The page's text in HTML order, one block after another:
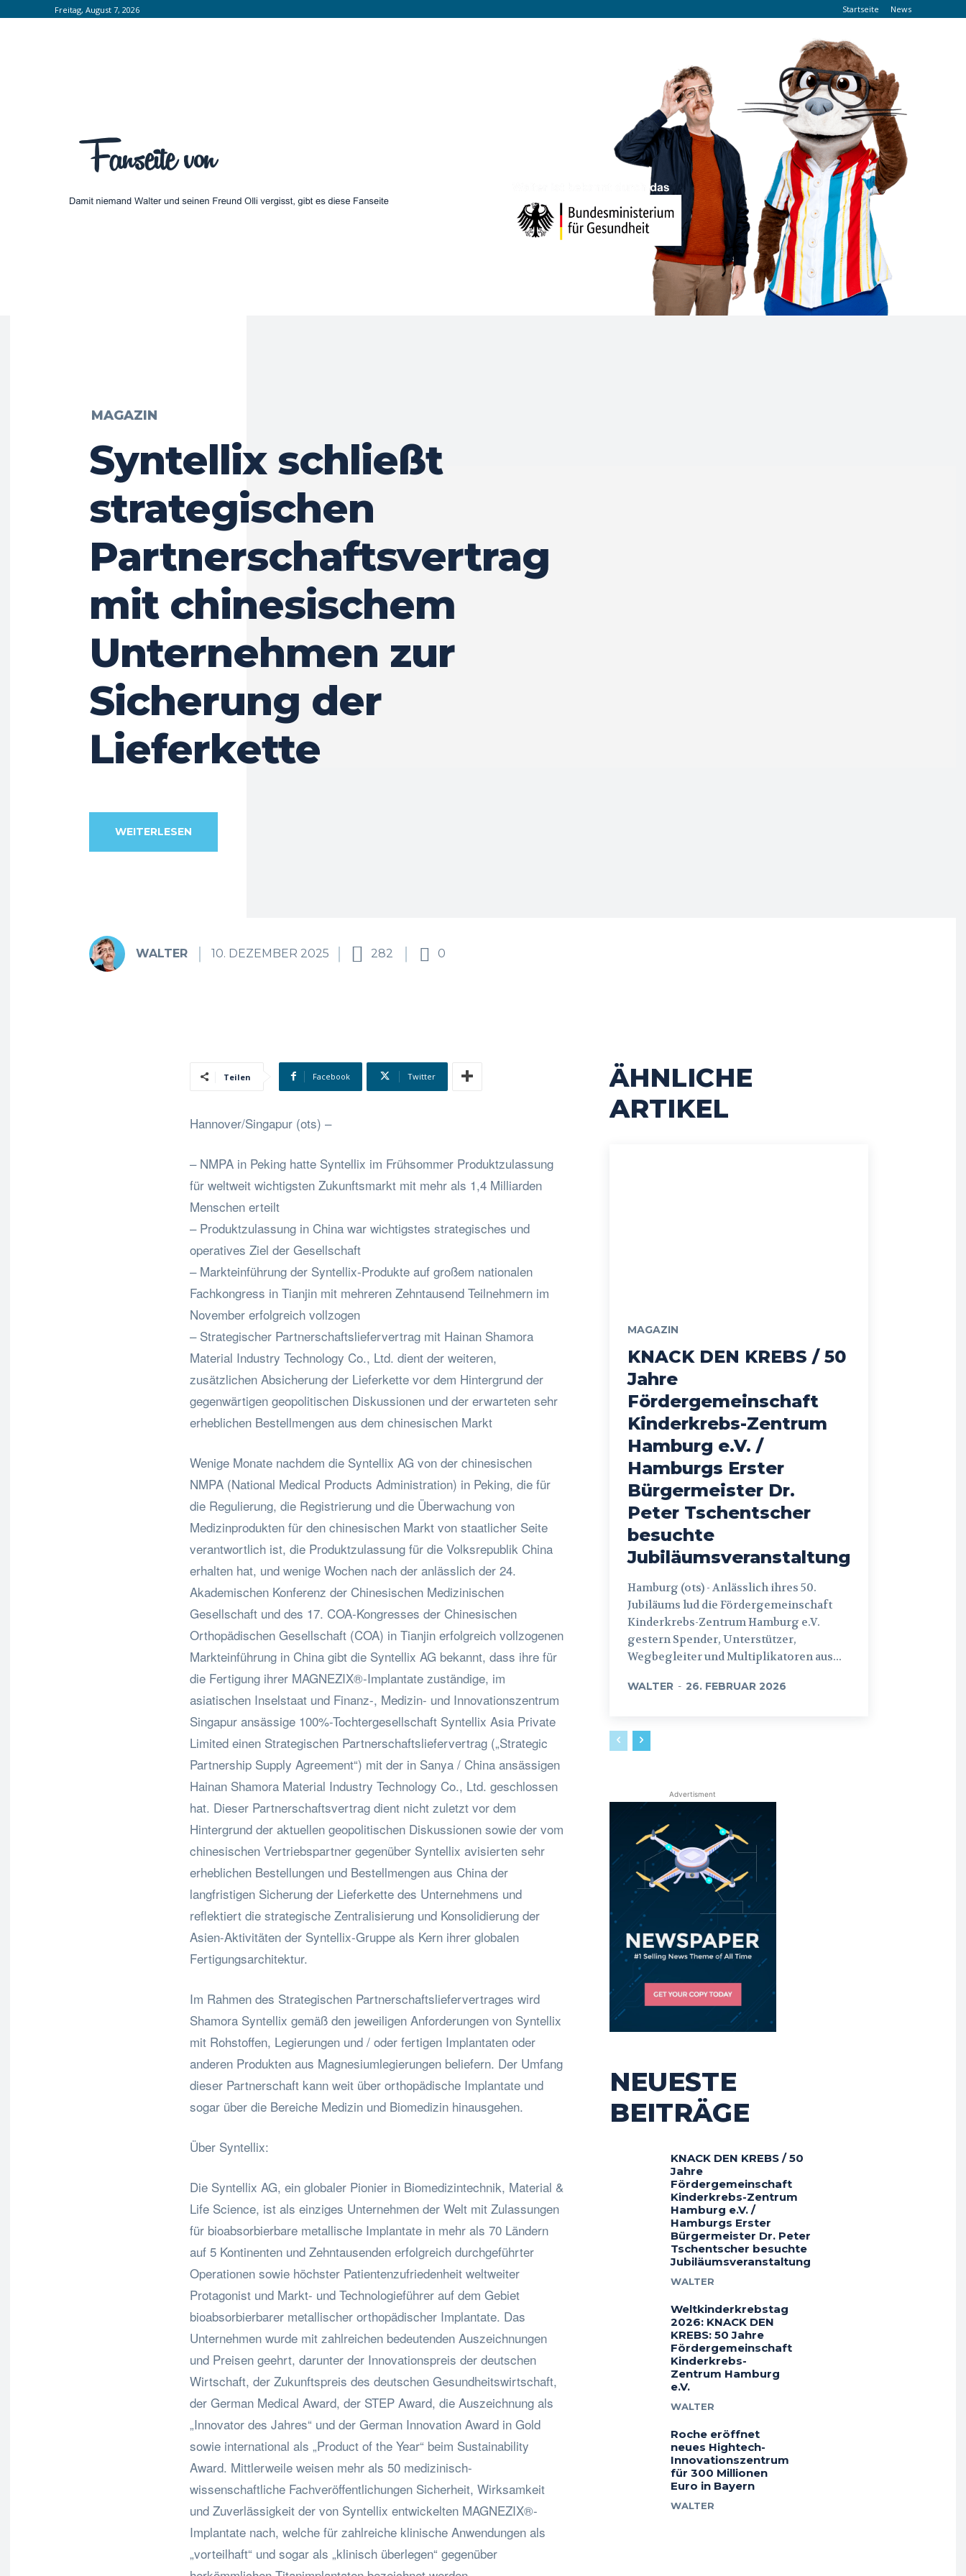
Freitag, August 7, 2026 Startseite News
MAGAZIN
Syntellix schließt
strategischen
Partnerschaftsvertrag
mit chinesischem
Unternehmen zur
Sicherung der
Lieferkette
WEITERLESEN
WALTER 10. DEZEMBER 2025 282 0
Teilen Facebook Twitter
Hannover/Singapur (ots) –
– NMPA in Peking hatte Syntellix im Frühsommer Produktzulassung
für weltweit wichtigsten Zukunftsmarkt mit mehr als 1,4 Milliarden
Menschen erteilt
– Produktzulassung in China war wichtigstes strategisches und
operatives Ziel der Gesellschaft
– Markteinführung der Syntellix-Produkte auf großem nationalen
Fachkongress in Tianjin mit mehreren Zehntausend Teilnehmern im
November erfolgreich vollzogen
– Strategischer Partnerschaftsliefervertrag mit Hainan Shamora
Material Industry Technology Co., Ltd. dient der weiteren,
zusätzlichen Absicherung der Lieferkette vor dem Hintergrund der
gegenwärtigen geopolitischen Diskussionen und der erwarteten sehr
erheblichen Bestellmengen aus dem chinesischen Markt
Wenige Monate nachdem die Syntellix AG von der chinesischen
NMPA (National Medical Products Administration) in Peking, die für
die Regulierung, die Registrierung und die Überwachung von
Medizinprodukten für den chinesischen Markt von staatlicher Seite
verantwortlich ist, die Produktzulassung für die Volksrepublik China
erhalten hat, und wenige Wochen nach der anlässlich der 24.
Akademischen Konferenz der Chinesischen Medizinischen
Gesellschaft und des 17. COA-Kongresses der Chinesischen
Orthopädischen Gesellschaft (COA) in Tianjin erfolgreich vollzogenen
Markteinführung in China gibt die Syntellix AG bekannt, dass ihre für
die Fertigung ihrer MAGNEZIX®-Implantate zuständige, im
asiatischen Inselstaat und Finanz-, Medizin- und Innovationszentrum
Singapur ansässige 100%-Tochtergesellschaft Syntellix Asia Private
Limited einen Strategischen Partnerschaftsliefervertrag („Strategic
Partnership Supply Agreement“) mit der in Sanya / China ansässigen
Hainan Shamora Material Industry Technology Co., Ltd. geschlossen
hat. Dieser Partnerschaftsvertrag dient nicht zuletzt vor dem
Hintergrund der aktuellen geopolitischen Diskussionen sowie der vom
chinesischen Vertriebspartner gegenüber Syntellix avisierten sehr
erheblichen Bestellungen und Bestellmengen aus China der
langfristigen Sicherung der Lieferkette des Unternehmens und
reflektiert die strategische Zentralisierung und Konsolidierung der
Asien-Aktivitäten der Syntellix-Gruppe als Kern ihrer globalen
Fertigungsarchitektur.
Im Rahmen des Strategischen Partnerschaftsliefervertrages wird
Shamora Syntellix gemäß den jeweiligen Anforderungen von Syntellix
mit Rohstoffen, Legierungen und / oder fertigen Implantaten oder
anderen Produkten aus Magnesiumlegierungen beliefern. Der Umfang
dieser Partnerschaft kann weit über orthopädische Implantate und
sogar über die Bereiche Medizin und Biomedizin hinausgehen.
Über Syntellix:
Die Syntellix AG, ein globaler Pionier in Biomedizintechnik, Material &
Life Science, ist als einziges Unternehmen der Welt mit Zulassungen
für bioabsorbierbare metallische Implantate in mehr als 70 Ländern
auf 5 Kontinenten und Zehntausenden erfolgreich durchgeführter
Operationen sowie höchster Patientenzufriedenheit weltweiter
Protagonist und Markt- und Technologieführer auf dem Gebiet
bioabsorbierbarer metallischer orthopädischer Implantate. Das
Unternehmen wurde mit zahlreichen bedeutenden Auszeichnungen
und Preisen geehrt, darunter der Innovationspreis der deutschen
Wirtschaft, der Zukunftspreis des deutschen Gesundheitswirtschaft,
der German Medical Award, der STEP Award, die Auszeichnung als
„Innovator des Jahres“ und der German Innovation Award in Gold
sowie international als „Product of the Year“ beim Sustainability
Award. Mittlerweile weisen mehr als 50 medizinisch-
wissenschaftliche Fachveröffentlichungen Sicherheit, Wirksamkeit
und Zuverlässigkeit der von Syntellix entwickelten MAGNEZIX®-
Implantate nach, welche für zahlreiche klinische Anwendungen als
„vorteilhaft“ und sogar als „klinisch überlegen“ gegenüber
ÄHNLICHE
ARTIKEL
MAGAZIN
KNACK DEN KREBS / 50
Jahre
Fördergemeinschaft
Kinderkrebs-Zentrum
Hamburg e.V. /
Hamburgs Erster
Bürgermeister Dr.
Peter Tschentscher
besuchte
Jubiläumsveranstaltung
Hamburg (ots) - Anlässlich ihres 50.
Jubiläums lud die Fördergemeinschaft
Kinderkrebs-Zentrum Hamburg e.V.
gestern Spender, Unterstützer,
Wegbegleiter und Multiplikatoren aus...
WALTER - 26. FEBRUAR 2026
Advertisment
NEUESTE
BEITRÄGE
KNACK DEN KREBS / 50
Jahre
Fördergemeinschaft
Kinderkrebs-Zentrum
Hamburg e.V. /
Hamburgs Erster
Bürgermeister Dr. Peter
Tschentscher besuchte
Jubiläumsveranstaltung
WALTER
Weltkinderkrebstag
2026: KNACK DEN
KREBS: 50 Jahre
Fördergemeinschaft
Kinderkrebs-
Zentrum Hamburg
e.V.
WALTER
Roche eröffnet
neues Hightech-
Innovationszentrum
für 300 Millionen
Euro in Bayern
WALTER